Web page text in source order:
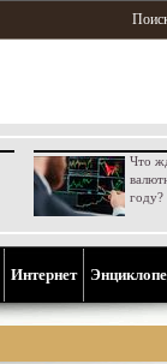
Что
году?
Интернет